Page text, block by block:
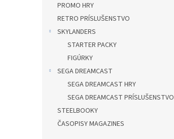
PROMO HRY
RETRO PRÍSLUŠENSTVO
SKYLANDERS
STARTER PACKY
FIGÚRKY
SEGA DREAMCAST
SEGA DREAMCAST HRY
SEGA DREAMCAST PRÍSLUŠENSTVO
STEELBOOKY
ČASOPISY MAGAZINES